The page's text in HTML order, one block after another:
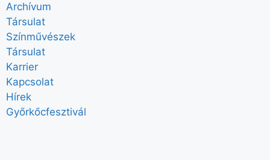
Archívum
Társulat
Színművészek
Társulat
Karrier
Kapcsolat
Hírek
Győrkőcfesztivál